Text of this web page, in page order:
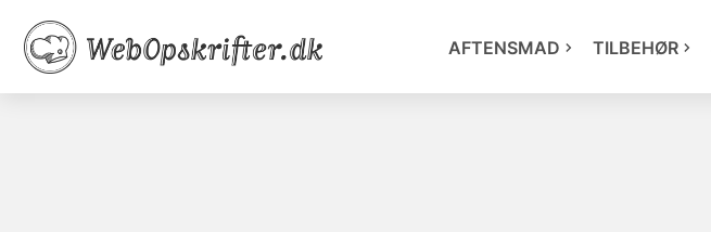
AFTENSMAD TILBEHØR